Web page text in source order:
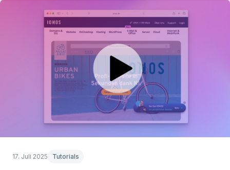
17. Juli 2025 Tutorials